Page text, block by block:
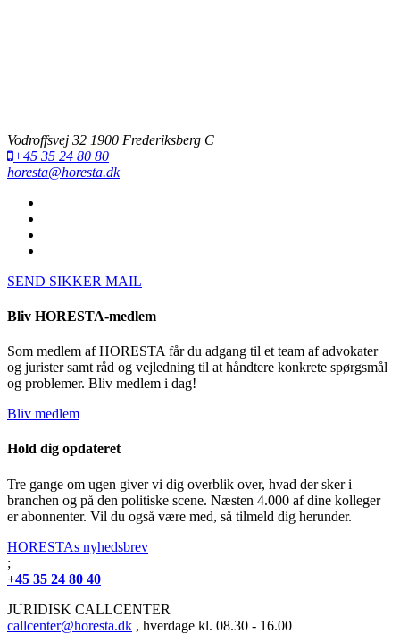
Vodroffsvej 32 1900 Frederiksberg C
+45 35 24 80 80
horesta@horesta.dk
SEND SIKKER MAIL
Bliv HORESTA-medlem
Som medlem af HORESTA får du adgang til et team af advokater
og jurister samt råd og vejledning til at håndtere konkrete spørgsmål
og problemer. Bliv medlem i dag!
Bliv medlem
Hold dig opdateret
Tre gange om ugen giver vi dig overblik over, hvad der sker i
branchen og på den politiske scene. Næsten 4.000 af dine kolleger
er abonnenter. Vil du også være med, så tilmeld dig herunder.
HORESTAs nyhedsbrev
;
+45 35 24 80 40
JURIDISK CALLCENTER
callcenter@horesta.dk , hverdage kl. 08.30 - 16.00